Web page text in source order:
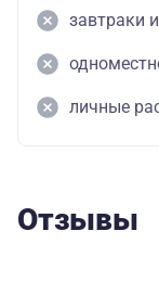
завтраки
личные
Отзывы